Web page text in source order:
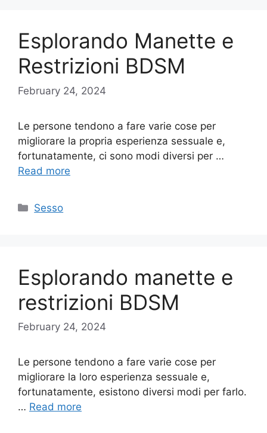
Esplorando Manette e
Restrizioni BDSM
February 24, 2024
Le persone tendono a fare varie cose per
migliorare la propria esperienza sessuale e,
fortunatamente, ci sono modi diversi per …
Read more
Categories
Sesso
Esplorando manette e
restrizioni BDSM
February 24, 2024
Le persone tendono a fare varie cose per
migliorare la loro esperienza sessuale e,
fortunatamente, esistono diversi modi per farlo.
… Read more